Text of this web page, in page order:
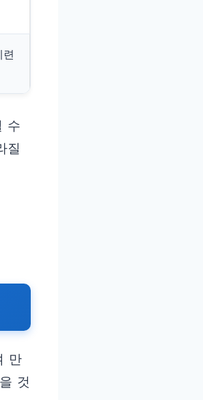
수
질
만
것